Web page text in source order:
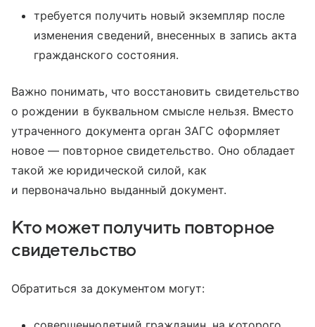
требуется получить новый экземпляр после
изменения сведений, внесенных в запись акта
гражданского состояния.
Важно понимать, что восстановить свидетельство
о рождении в буквальном смысле нельзя. Вместо
утраченного документа орган ЗАГС оформляет
новое — повторное свидетельство. Оно обладает
такой же юридической силой, как
и первоначально выданный документ.
Кто может получить повторное
свидетельство
Обратиться за документом могут: